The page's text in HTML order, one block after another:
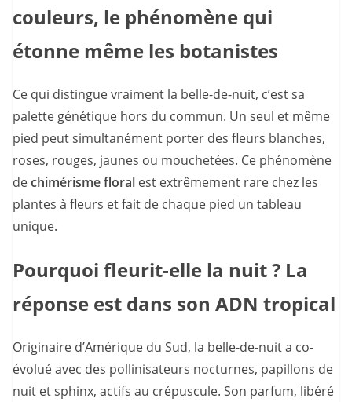
couleurs, le phénomène qui
étonne même les botanistes
Ce qui distingue vraiment la belle-de-nuit, c’est sa
palette génétique hors du commun. Un seul et même
pied peut simultanément porter des fleurs blanches,
roses, rouges, jaunes ou mouchetées. Ce phénomène
dechimérisme floral est extrêmement rare chez les
plantes à fleurs et fait de chaque pied un tableau
unique.
Pourquoi fleurit-elle la nuit ? La
réponse est dans son ADN tropical
Originaire d’Amérique du Sud, la belle-de-nuit a co-
évolué avec des pollinisateurs nocturnes, papillons de
nuit et sphinx, actifs au crépuscule. Son parfum, libéré